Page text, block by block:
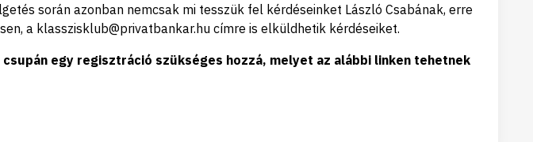
során azonban nemcsak mi tesszük fel kérdéseinket László Csabának, erre
a klasszisklub@privatbankar.hu címre is elküldhetik kérdéseiket.
egy regisztráció szükséges hozzá, melyet az alábbi linken tehetnek